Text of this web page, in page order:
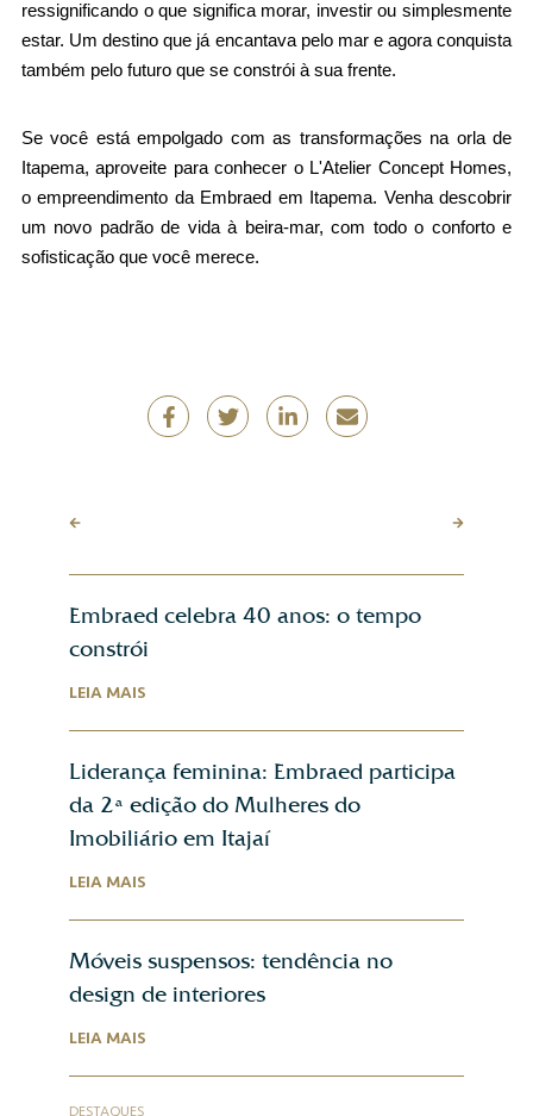
ressignificando o que significa morar, investir ou simplesmente
estar. Um destino que já encantava pelo mar e agora conquista
também pelo futuro que se constrói à sua frente.
Se você está empolgado com as transformações na orla de
Itapema, aproveite para conhecer o L'Atelier Concept Homes,
o empreendimento da Embraed em Itapema. Venha descobrir
um novo padrão de vida à beira-mar, com todo o conforto e
sofisticação que você merece.
Embraed celebra 40 anos: o tempo
constrói
LEIA MAIS
Liderança feminina: Embraed participa
da 2ª edição do Mulheres do
Imobiliário em Itajaí
LEIA MAIS
Móveis suspensos: tendência no
design de interiores
LEIA MAIS
DESTAQUES